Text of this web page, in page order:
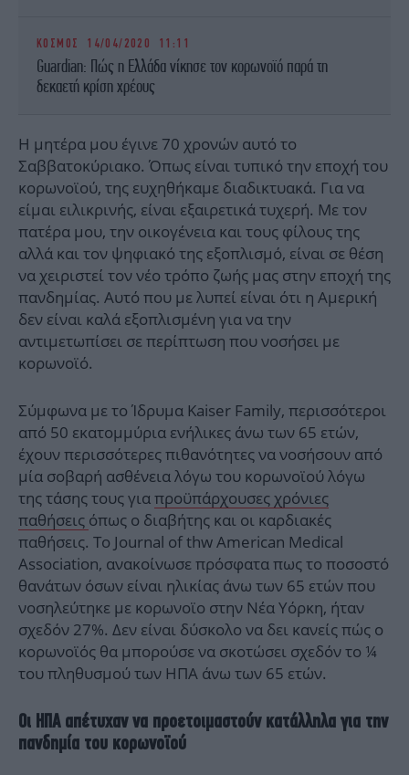
ΚΟΣΜΟΣ 14/04/2020 11:11
Guardian: Πώς η Ελλάδα νίκησε τον κορωνοϊό παρά τη
δεκαετή κρίση χρέους
Η μητέρα μου έγινε 70 χρονών αυτό το
Σαββατοκύριακο. Όπως είναι τυπικό την εποχή του
κορωνοϊού, της ευχηθήκαμε διαδικτυακά. Για να
είμαι ειλικρινής, είναι εξαιρετικά τυχερή. Με τον
πατέρα μου, την οικογένεια και τους φίλους της
αλλά και τον ψηφιακό της εξοπλισμό, είναι σε θέση
να χειριστεί τον νέο τρόπο ζωής μας στην εποχή της
πανδημίας. Αυτό που με λυπεί είναι ότι η Αμερική
δεν είναι καλά εξοπλισμένη για να την
αντιμετωπίσει σε περίπτωση που νοσήσει με
κορωνοϊό.
Σύμφωνα με το Ίδρυμα Kaiser Family, περισσότεροι
από 50 εκατομμύρια ενήλικες άνω των 65 ετών,
έχουν περισσότερες πιθανότητες να νοσήσουν από
μία σοβαρή ασθένεια λόγω του κορωνοϊού λόγω
της τάσης τους γιαπροϋπάρχουσες χρόνιες
παθήσεις όπως ο διαβήτης και οι καρδιακές
παθήσεις. Το Journal of thw American Medical
Association, ανακοίνωσε πρόσφατα πως το ποσοστό
θανάτων όσων είναι ηλικίας άνω των 65 ετών που
νοσηλεύτηκε με κορωνοϊο στην Νέα Υόρκη, ήταν
σχεδόν 27%. Δεν είναι δύσκολο να δει κανείς πώς ο
κορωνοϊός θα μπορούσε να σκοτώσει σχεδόν το ¼
του πληθυσμού των ΗΠΑ άνω των 65 ετών.
Οι ΗΠΑ απέτυχαν να προετοιμαστούν κατάλληλα για την
πανδημία του κορωνοϊού